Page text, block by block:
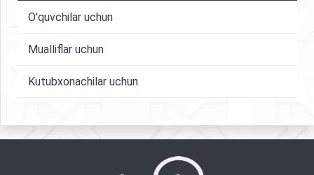
O'quvchilar uchun
Mualliflar uchun
Kutubxonachilar uchun